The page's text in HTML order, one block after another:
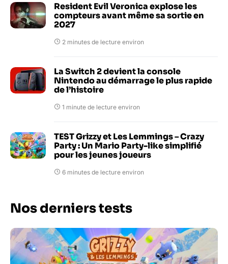
Resident Evil Veronica explose les
compteurs avant même sa sortie en
2027
2 minutes de lecture environ
La Switch 2 devient la console
Nintendo au démarrage le plus rapide
de l’histoire
1 minute de lecture environ
TEST Grizzy et Les Lemmings – Crazy
Party : Un Mario Party-like simplifié
pour les jeunes joueurs
6 minutes de lecture environ
Nos derniers tests